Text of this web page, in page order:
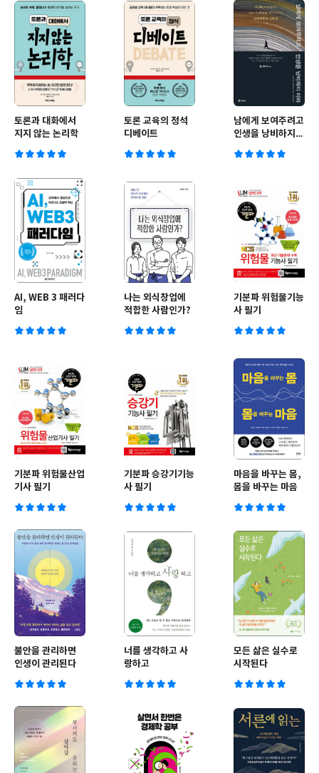
토론과 대화에서
지지 않는 논리학
토론 교육의 정석
디베이트
남에게 보여주려고
인생을 낭비하지
AI, WEB 3 패러다
임
나는 외식창업에
적합한 사람인가?
기분파 위험물기능
사 필기
기분파 위험물산업
기사 필기
기분파 승강기기능
사 필기
마음을 바꾸는 몸,
몸을 바꾸는 마음
불안을 관리하면
인생이 관리된다
너를 생각하고 사
랑하고
모든 삶은 실수로
시작된다